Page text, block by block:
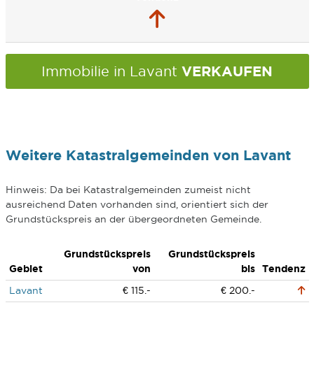
Immobilie in Lavant VERKAUFEN
Weitere Katastralgemeinden von Lavant
Hinweis: Da bei Katastralgemeinden zumeist nicht
ausreichend Daten vorhanden sind, orientiert sich der
Grundstückspreis an der übergeordneten Gemeinde.
Gebiet
Grundstückspreis
von
Grundstückspreis
bis
Tendenz
Lavant
€ 115.- € 200.-